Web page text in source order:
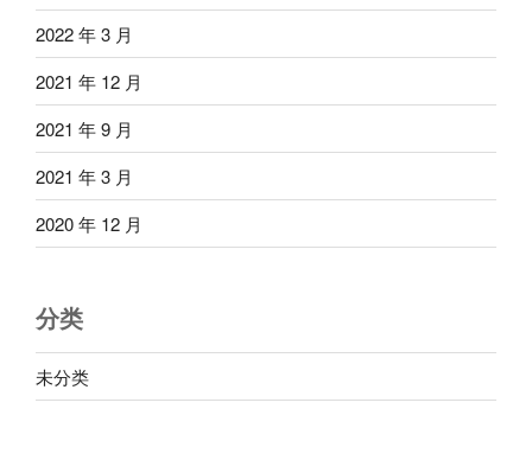
2022 年 3 月
2021 年 12 月
2021 年 9 月
2021 年 3 月
2020 年 12 月
分类
未分类